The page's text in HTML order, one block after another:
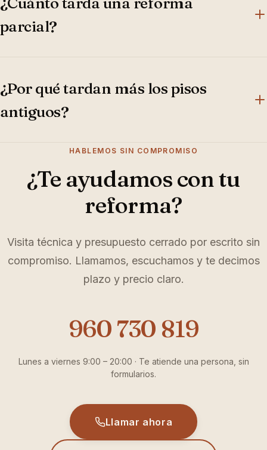
parcial?
suelos, pintura, carpintería y alguna instalación
¿Por qué tardan más los pisos
antiguos?
En fincas de más de 80 años de Ciutat Vella, El
Carmen o Russafa hay que inspeccionar vigas,
coordinar bajantes con la comunidad y restaurar
suelos hidráulicos. Suma de 2 a 4 semanas al plazo
HABLEMOS SIN COMPROMISO
¿Te ayudamos con tu
reforma?
Visita técnica y presupuesto cerrado por escrito sin
compromiso. Llamamos, escuchamos y te decimos
plazo y precio claro.
960 730 819
Lunes a viernes 9:00 – 20:00 · Te atiende una persona, sin
formularios.
Llamar ahora